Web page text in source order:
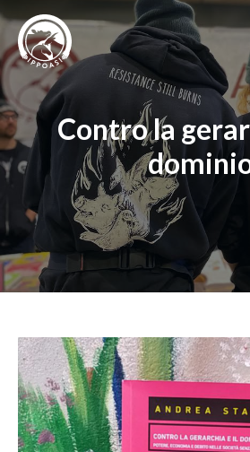
Skip
content
Contro la